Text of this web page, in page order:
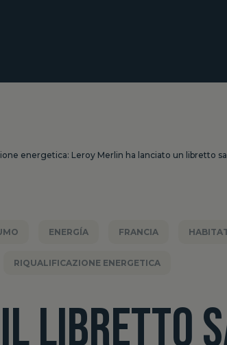
energetica: Leroy Merlin ha lanciato un libretto
ENERGÍA FRANCIA
RIQUALIFICAZIONE ENERGETICA
LIBRETTO